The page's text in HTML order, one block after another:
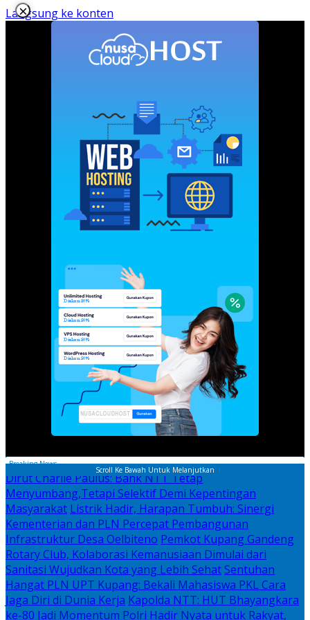
Langsung ke konten
×
Scroll Ke Bawah Untuk Melanjutkan
Breaking News
Dirut Charlie Paulus: Bank NTT Tetap
Menyumbang,Tetapi Selektif Demi Kepentingan
Masyarakat Listrik Hadir, Harapan Tumbuh: Sinergi
Kementerian dan PLN Percepat Pembangunan
Infrastruktur Desa Oelbiteno Pemkot Kupang Gandeng
Rotary Club, Kolaborasi Kemanusiaan Dimulai dari
Sanitasi Wujudkan Kota yang Lebih Sehat Sentuhan
Hangat PLN UPT Kupang: Bekali Mahasiswa PKL Cara
Jaga Diri di Dunia Kerja Kapolda NTT: HUT Bhayangkara
ke-80 Jadi Momentum Polri Hadir Nyata untuk Rakyat,